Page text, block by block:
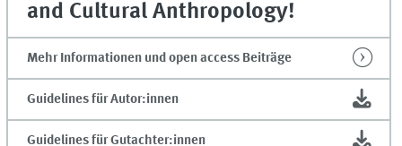
and Cultural Anthropology!
Mehr Informationen und open access Beiträge
Guidelines für Autor:innen
Guidelines für Gutachter:innen